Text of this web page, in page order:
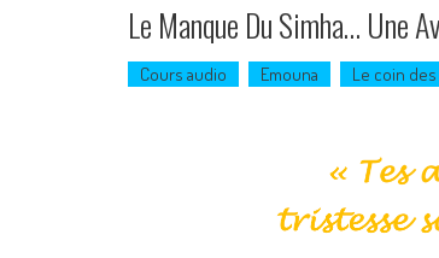
Le Manque Du Simha… Une
Cours audio Emouna Le coin